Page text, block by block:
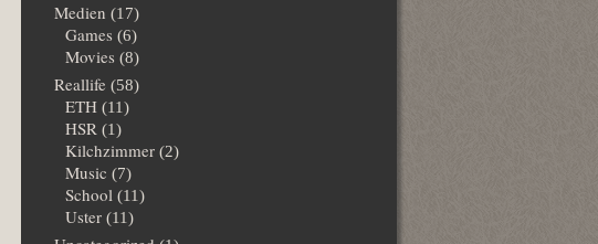
Medien (17)
Games (6)
Movies (8)
Reallife (58)
ETH (11)
HSR (1)
Kilchzimmer (2)
Music (7)
School (11)
Uster (11)